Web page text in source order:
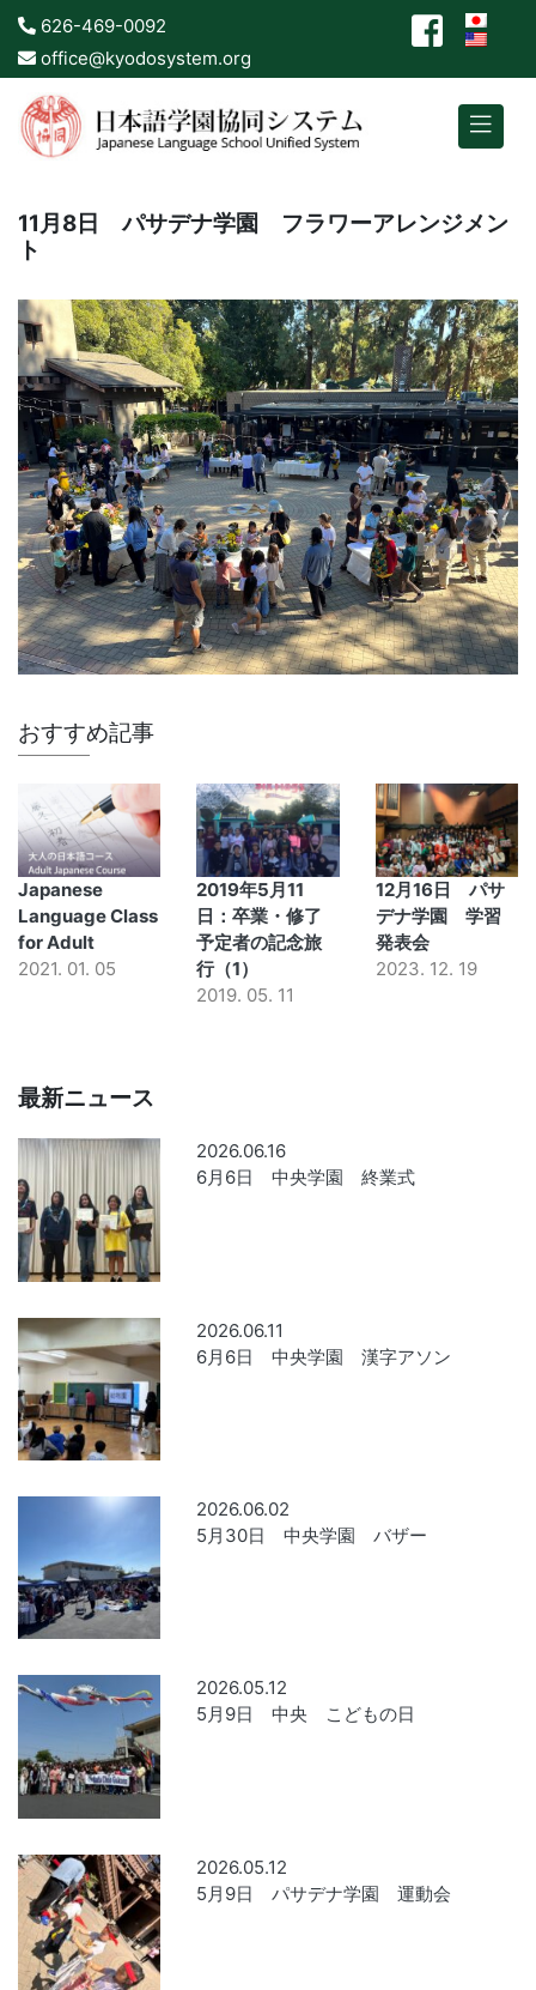
626-469-0092
office@kyodosystem.org
11月8日 パサデナ学園 フラワーアレンジメン
ト
おすすめ記事
Japanese
Language Class
for Adult
2021. 01. 05
2019年5月11
日：卒業・修了
予定者の記念旅
行（1）
2019. 05. 11
12月16日 パサ
デナ学園 学習
発表会
2023. 12. 19
最新ニュース
2026.06.16
6月6日 中央学園 終業式
2026.06.11
6月6日 中央学園 漢字アソン
2026.06.02
5月30日 中央学園 バザー
2026.05.12
5月9日 中央 こどもの日
2026.05.12
5月9日 パサデナ学園 運動会